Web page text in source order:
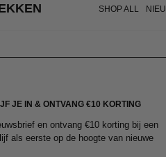
SHOP ALL
JE IN & ONTVANG €10 KORTING
en ontvang €10 korting bij een
als eerste op de hoogte van nieuwe